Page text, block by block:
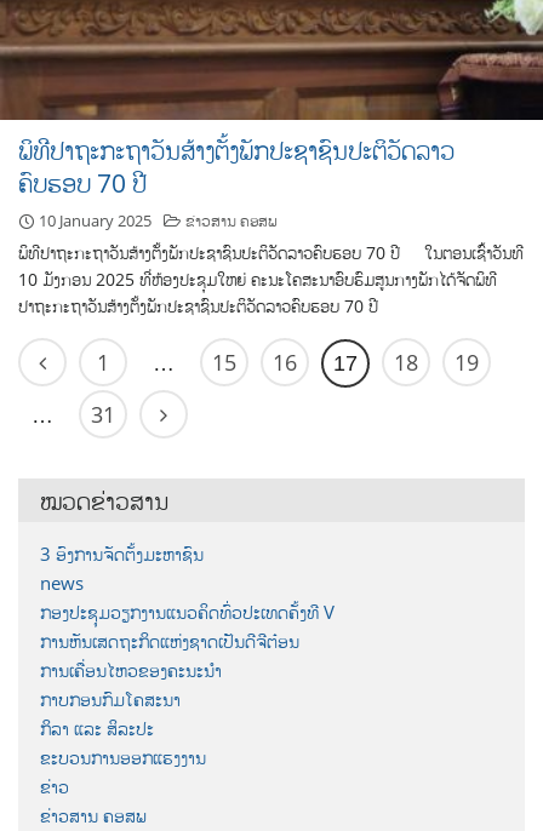
ພິທີປາຖະກະຖາວັນສ້າງຕັ້ງພັກປະຊາຊົນປະຕິວັດລາວ
ຄົບຮອບ 70 ປີ
10 January 2025 ຂ່າວສານ ຄອສພ
ພິທີປາຖະກະຖາວັນສ້າງຕັ້ງພັກປະຊາຊົນປະຕິວັດລາວຄົບຮອບ 70 ປີ ໃນຕອນເຊົ້າວັນທີ
10 ມັງກອນ 2025 ທີ່ຫ້ອງປະຊຸມໃຫຍ່ ຄະນະໂຄສະນາອົບຮົມສູນກາງພັກໄດ້ຈັດພິທີ
ປາຖະກະຖາວັນສ້າງຕັ້ງພັກປະຊາຊົນປະຕິວັດລາວຄົບຮອບ 70 ປີ
1 … 15 16 17 18 19
… 31
ໝວດຂ່າວສານ
3 ອົງການຈັດຕັ້ງມະຫາຊົນ
news
ກອງປະຊຸມວຽກງານແນວຄິດທົ່ວປະເທດຄັ້ງທີ V
ການຫັນເສດຖະກິດແຫ່ງຊາດເປັນດີຈີຕ໋ອນ
ການເຄື່ອນໄຫວຂອງຄະນະນຳ
ກາບກອນກົມໂຄສະນາ
ກິລາ ແລະ ສິລະປະ
ຂະບວນການອອກແຮງງານ
ຂ່າວ
ຂ່າວສານ ຄອສພ